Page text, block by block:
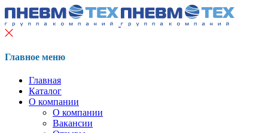
Главное меню
Главная
Каталог
О компании
О компании
Вакансии